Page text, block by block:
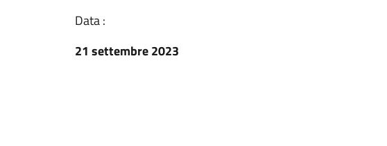
Data :
21 settembre 2023